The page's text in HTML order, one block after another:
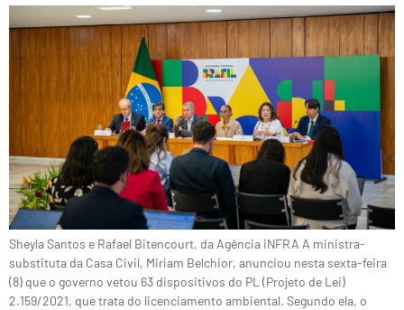
Sheyla Santos e Rafael Bitencourt, da Agência iNFRA A ministra-
substituta da Casa Civil, Miriam Belchior, anunciou nesta sexta-feira
(8) que o governo vetou 63 dispositivos do PL (Projeto de Lei)
2.159/2021, que trata do licenciamento ambiental. Segundo ela, o